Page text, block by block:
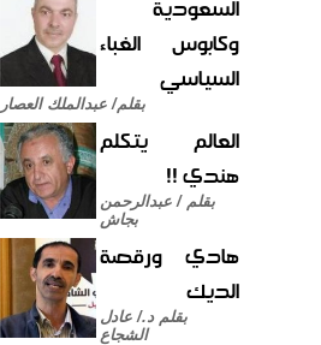
السعودية
وكابوس الغباء
السياسي
بقلم/ عبدالملك العصار
العالم يتكلم
هندي !!
بقلم / عبدالرحمن
بجاش
هادي ورقصة
الديك
بقلم د./ عادل
الشجاع